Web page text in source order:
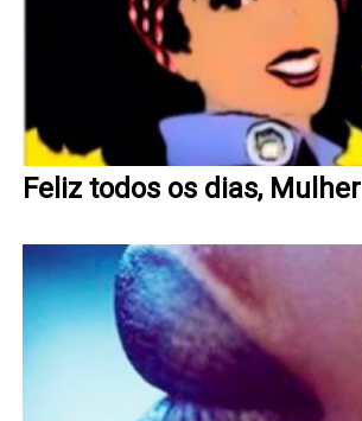
Feliz todos os dias, Mulher